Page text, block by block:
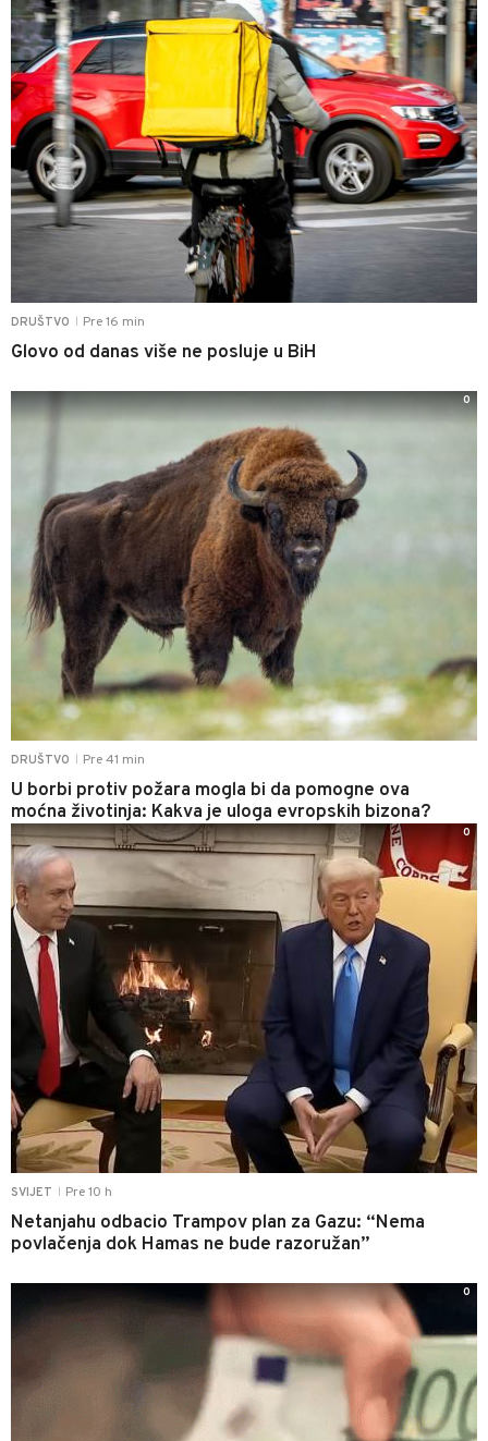
DRUŠTVO Pre 16 min
Glovo od danas više ne posluje u BiH
DRUŠTVO Pre 41 min
U borbi protiv požara mogla bi da pomogne ova
moćna životinja: Kakva je uloga evropskih bizona?
0
SVIJET Pre 10 h
Netanjahu odbacio Trampov plan za Gazu: “Nema
povlačenja dok Hamas ne bude razoružan”
0
0